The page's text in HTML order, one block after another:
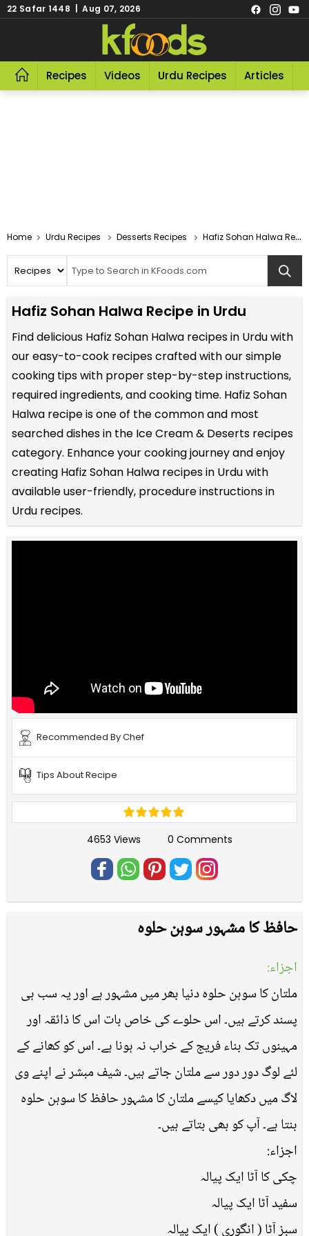
22 Safar 1448 | Aug 07, 2026
Recipes Videos Urdu Recipes Articles
Home Urdu Recipes Desserts Recipes Hafiz Sohan Halwa Recipe In Urdu
Hafiz Sohan Halwa Recipe in Urdu
Find delicious Hafiz Sohan Halwa recipes in Urdu with
our easy-to-cook recipes crafted with our simple
cooking tips with proper step-by-step instructions,
required ingredients, and cooking time. Hafiz Sohan
Halwa recipe is one of the common and most
searched dishes in the Ice Cream & Deserts recipes
category. Enhance your cooking journey and enjoy
creating Hafiz Sohan Halwa recipes in Urdu with
available user-friendly, procedure instructions in
Urdu recipes.
Recommended By Chef
Tips About Recipe
4653 Views 0 Comments
حافظ کا مشہور سوہن حلوہ
اجزاء:
ملتان کا سوہن حلوہ دنیا بھر میں مشہور ہے اور یہ سب ہی
پسند کرتے ہیں۔ اس حلوے کی خاص بات اس کا ذائقہ اور
مہینوں تک بناء فریج کے خراب نہ ہونا ہے۔ اس کو کھانے کے
لئے لوگ دور دور سے ملتان جاتے ہیں۔ شیف مبشر نے اپنے وی
لاگ میں دکھایا کیسے ملتان کا مشہور حافظ کا سوہن حلوہ
بنتا ہے۔ آپ کو بھی بتاتے ہیں۔
اجزاء:
چکی کا آٹا ایک پیالہ
سفید آٹا ایک پیالہ
سبز آٹا ( انگوری ) ایک پیالہ